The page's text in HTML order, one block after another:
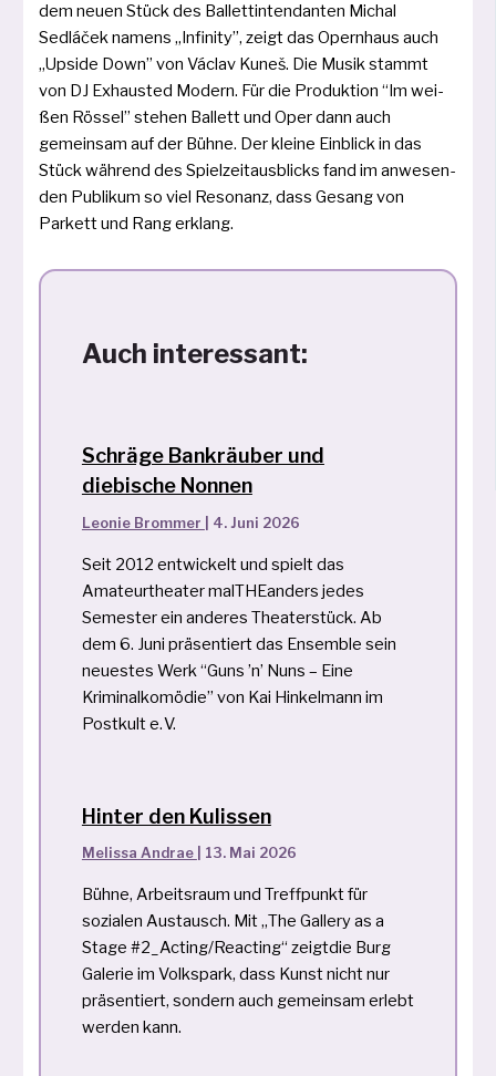
dem neu­en Stück des Ballettintendanten Michal
Sedláček namens „Infinity”, zeigt das Opernhaus auch
„Upside Down” von Václav Kuneš. Die Musik stammt
von DJ Exhausted Modern. Für die Produktion “Im wei­
ßen Rössel” ste­hen Ballett und Oper dann auch
gemein­sam auf der Bühne. Der klei­ne Einblick in das
Stück wäh­rend des Spielzeitausblicks fand im anwe­sen­
den Publikum so viel Resonanz, dass Gesang von
Parkett und Rang erklang.
Auch interessant:
Schräge Bankräuber und
diebische Nonnen
Leonie Brommer 4. Juni 2026
Seit 2012 entwickelt und spielt das
Amateurtheater malTHEanders jedes
Semester ein anderes Theaterstück. Ab
dem 6. Juni präsentiert das Ensemble sein
neuestes Werk “Guns ’n’ Nuns – Eine
Kriminalkomödie” von Kai Hinkelmann im
Postkult e. V.
Hinter den Kulissen
Melissa Andrae 13. Mai 2026
Bühne, Arbeitsraum und Treffpunkt für
sozialen Austausch. Mit „The Gallery as a
Stage #2_Acting/Reacting“ zeigtdie Burg
Galerie im Volkspark, dass Kunst nicht nur
präsentiert, sondern auch gemeinsam erlebt
werden kann.